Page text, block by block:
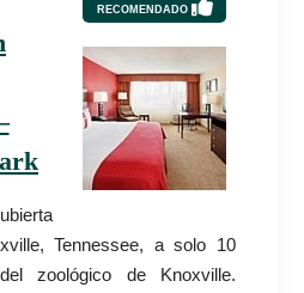
RECOMENDADO
Tennessee, a solo 10
zoológico de Knoxville.